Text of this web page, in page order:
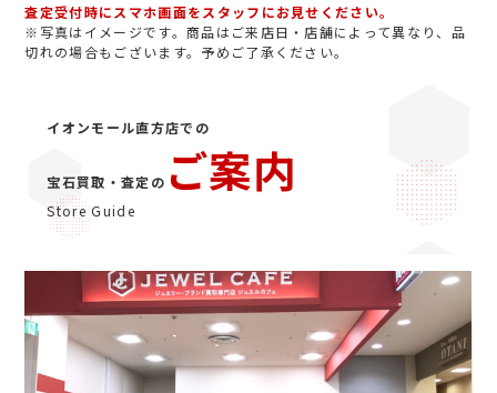
査定受付時にスマホ画面をスタッフにお見せください。
※写真はイメージです。商品はご来店日・店舗によって異なり、品
切れの場合もございます。予めご了承ください。
イオンモール直方店での
宝石買取・査定の ご案内
Store Guide